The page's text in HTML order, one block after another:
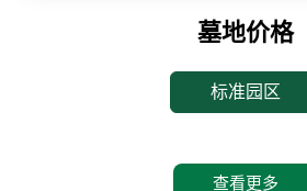
墓地价格
标准园区
查看更多